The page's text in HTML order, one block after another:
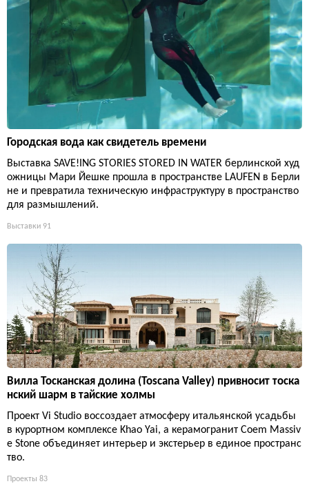
Городская вода как свидетель времени
Выставка SAVE!ING STORIES STORED IN WATER берлинской худ
ожницы Мари Йешке прошла в пространстве LAUFEN в Берли
не и превратила техническую инфраструктуру в пространство
для размышлений.
Выставки 91
Вилла Тосканская долина (Toscana Valley) привносит тоска
нский шарм в тайские холмы
Проект Vi Studio воссоздает атмосферу итальянской усадьбы
в курортном комплексе Khao Yai, а керамогранит Coem Massiv
e Stone объединяет интерьер и экстерьер в единое пространс
тво.
Проекты 83